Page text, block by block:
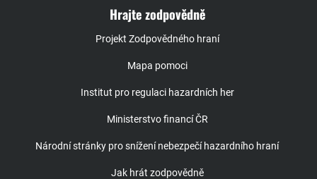
Hrajte zodpovědně
Projekt Zodpovědného hraní
Mapa pomoci
Institut pro regulaci hazardních her
Ministerstvo financí ČR
Národní stránky pro snížení nebezpečí hazardního hraní
Jak hrát zodpovědně